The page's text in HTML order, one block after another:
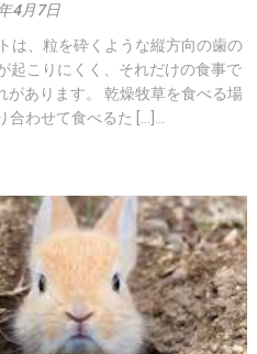
4月7日
は、粒を砕くような縦方向の歯の
起こりにくく、それだけの食事で
があります。 乾燥牧草を食べる場
わせて食べるた […]...